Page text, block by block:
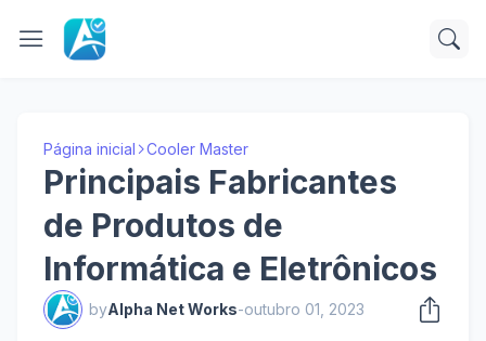
Página inicial Cooler Master
Principais Fabricantes
de Produtos de
Informática e Eletrônicos
byAlpha Net Works-outubro 01, 2023